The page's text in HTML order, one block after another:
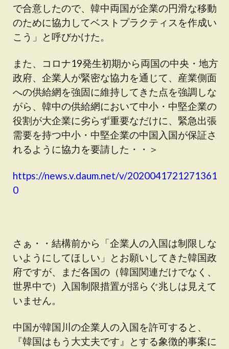
で合意したので、韓中両国が企業の円滑な移動
のために協力してベストプラクティスを作成い
こう」と呼びかけた。
また、コロナ19発生初期から両国の中央・地方
政府、企業人が緊密な協力を通じて、産業側面
への供給網を強固に維持してきた点を強調しな
がら、韓中の供給網において中小・中堅企業の
役割が大企業に劣らず重要なだけに、緊急出張
需要を持つ中小・中堅企業の中国入国が保証さ
れるように協力を要請した・・＞
https://news.v.daum.net/v/2020041721271361
0
さぁ・・結構前から「企業人の入国は制限しな
いようにしてほしい」とお願いしてきた韓国政
府ですが、まだ各国の（韓国関連だけでなく、
世界中で）入国制限措置が揺らぐ兆しは見えて
いません。
中国が韓国川の企業人の入国を許可すると、
『韓国はもう大丈夫です』とする象徴的事案に